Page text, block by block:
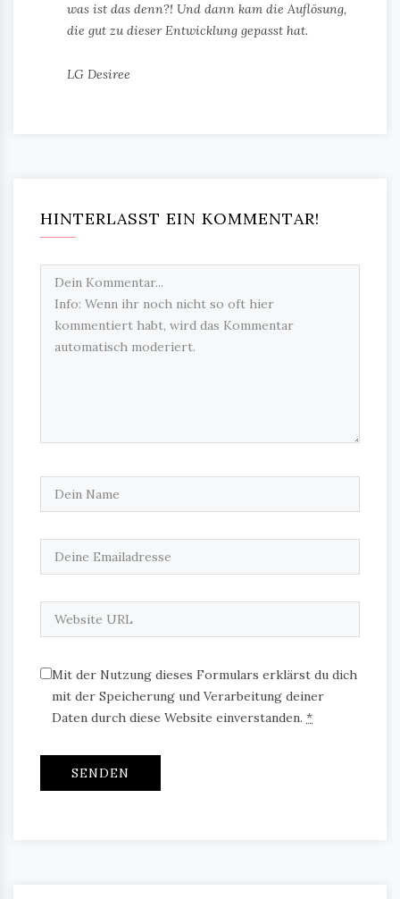
was ist das denn?! Und dann kam die Auflösung,
die gut zu dieser Entwicklung gepasst hat.
LG Desiree
HINTERLASST EIN KOMMENTAR!
Mit der Nutzung dieses Formulars erklärst du dich
mit der Speicherung und Verarbeitung deiner
Daten durch diese Website einverstanden. *